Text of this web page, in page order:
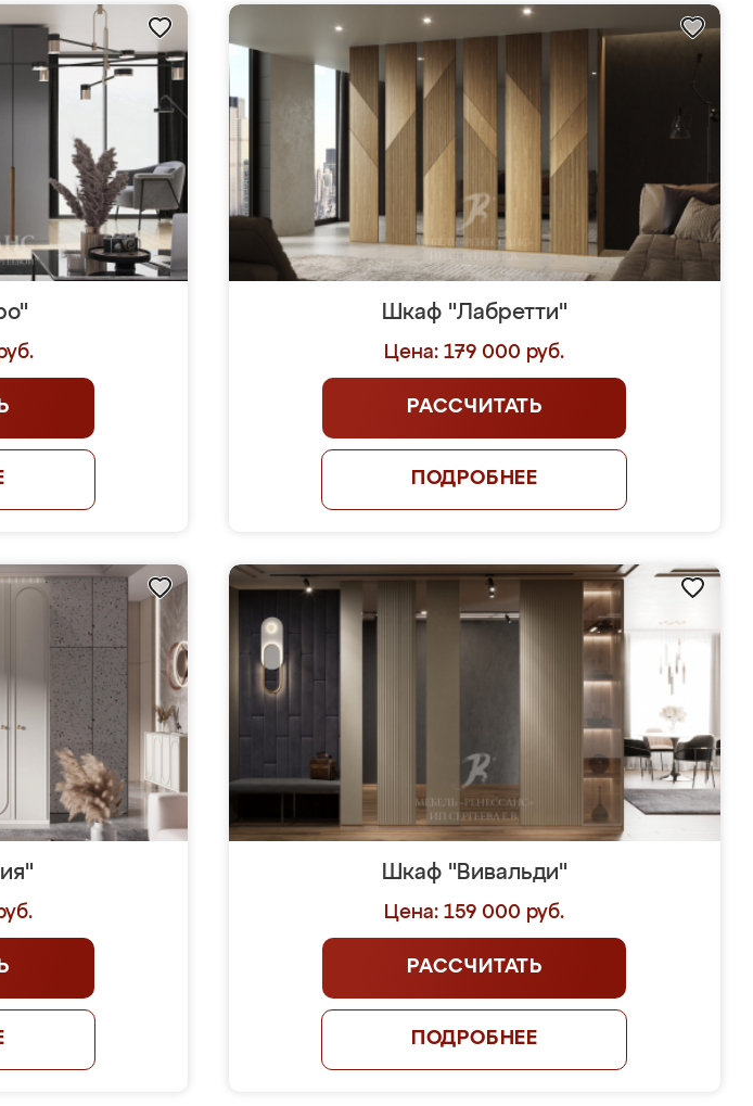
Шкаф "Лабретти"
Цена: 179 000 руб.
РАССЧИТАТЬ
ПОДРОБНЕЕ
Шкаф "Вивальди"
Цена: 159 000 руб.
РАССЧИТАТЬ
ПОДРОБНЕЕ